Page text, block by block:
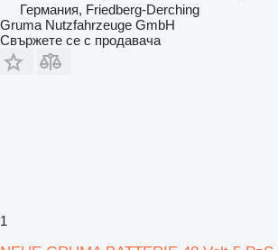
Германия, Friedberg-Derching
Gruma Nutzfahrzeuge GmbH
Свържете се с продавача
1